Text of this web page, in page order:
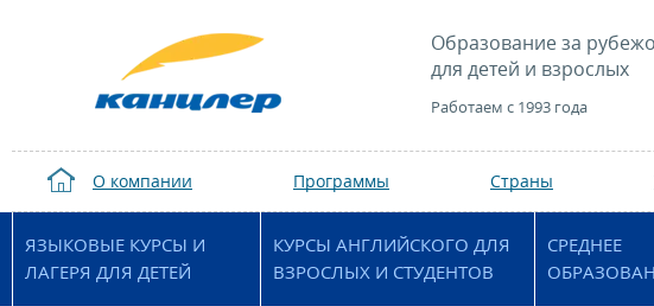
Образование за
для детей и взрослых
Работаем с 1993 года
О компании Программы Страны
ЯЗЫКОВЫЕ КУРСЫ И
ЛАГЕРЯ ДЛЯ ДЕТЕЙ
КУРСЫ АНГЛИЙСКОГО ДЛЯ
ВЗРОСЛЫХ И СТУДЕНТОВ
СРЕДНЕЕ